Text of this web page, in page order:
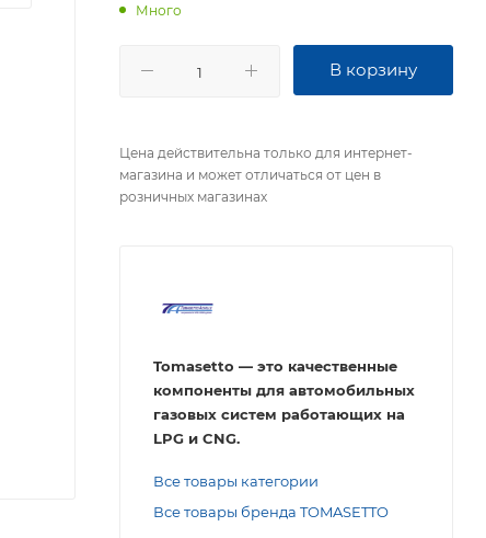
Много
В корзину
Цена действительна только для интернет-
магазина и может отличаться от цен в
розничных магазинах
Tomasetto — это качественные
компоненты для автомобильных
газовых систем работающих на
LPG и CNG.
Все товары категории
Все товары бренда TOMASETTO